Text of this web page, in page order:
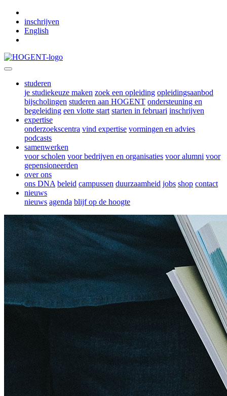
inschrijven
English
studeren
je studiekeuze maken zoek een opleiding opleidingsaanbod
bijscholingen studeren aan HOGENT ondersteuning en
begeleiding een vlotte start starten in februari inschrijven
expertise
onderzoekscentra vind expertise vormingen en advies
podcasts
samenwerken
voor scholen voor bedrijven en organisaties voor alumni voor
gepensioneerden
over ons
ons DNA beleid campussen duurzaamheid jobs shop contact
nieuws
nieuws agenda blijf op de hoogte